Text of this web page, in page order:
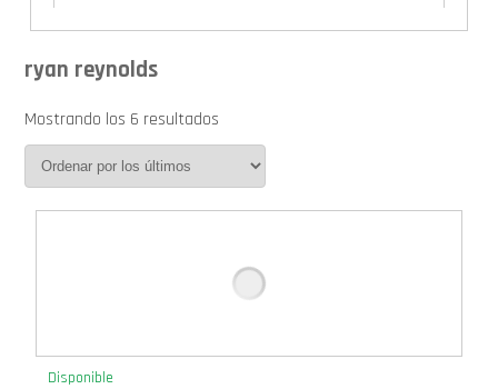
Calendario de Adviento
Cover Pop!
Exclusivos
ryan reynolds
Mostrando los 6 resultados
Disponible